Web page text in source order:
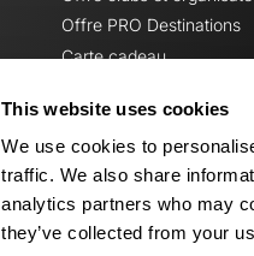
This website uses cookies
We use cookies to
traffic. We also share
analytics partners who may
they’ve collected from your
Offre PRO Destinations
Carte cadeau